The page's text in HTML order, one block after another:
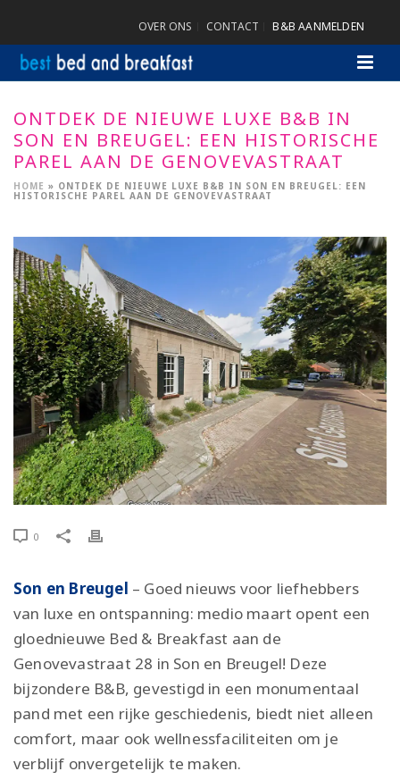
OVER ONS CONTACT B&B AANMELDEN
ONTDEK DE NIEUWE LUXE B&B IN
SON EN BREUGEL: EEN HISTORISCHE
PAREL AAN DE GENOVEVASTRAAT
HOME » ONTDEK DE NIEUWE LUXE B&B IN SON EN BREUGEL: EEN
HISTORISCHE PAREL AAN DE GENOVEVASTRAAT
0
Son en Breugel – Goed nieuws voor liefhebbers
van luxe en ontspanning: medio maart opent een
gloednieuwe Bed & Breakfast aan de
Genovevastraat 28 in Son en Breugel! Deze
bijzondere B&B, gevestigd in een monumentaal
pand met een rijke geschiedenis, biedt niet alleen
comfort, maar ook wellnessfaciliteiten om je
verblijf onvergetelijk te maken.